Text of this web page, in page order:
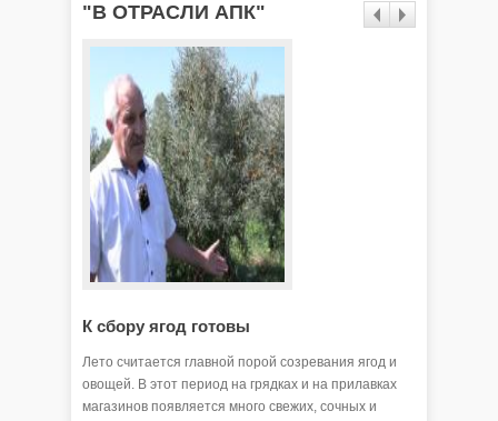
"В ОТРАСЛИ АПК"
К сбору ягод готовы
Лето считается главной порой созревания ягод и
овощей. В этот период на грядках и на прилавках
магазинов появляется много свежих, сочных и